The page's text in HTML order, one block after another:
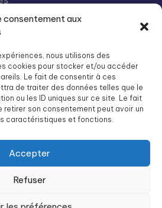
consentement aux
nous utilisons des
cookies pour stocker et/ou accéder
Le fait de consentir à ces
de traiter des données telles que le
ou les ID uniques sur ce site. Le fait
retirer son consentement peut avoir un
caractéristiques et fonctions.
Accepter
Refuser
Groupe SOS Seniors
une association du Groupe SOS